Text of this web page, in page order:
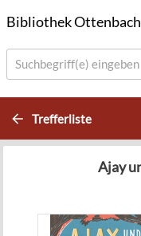
Bibliothek Ottenbach
Suchbegriff(e) eingeben
Trefferliste
Ajay